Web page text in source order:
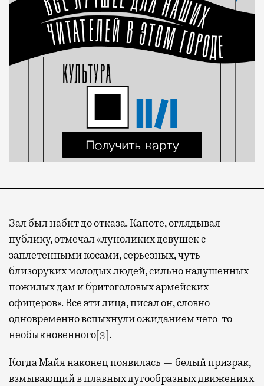
Зал был набит до отказа. Капоте, оглядывая
публику, отмечал «луноликих девушек с
заплетенными косами, серьезных, чуть
близоруких молодых людей, сильно надушенных
пожилых дам и бритоголовых армейских
офицеров». Все эти лица, писал он, словно
одновременно вспыхнули ожиданием чего-то
необыкновенного[3].
Когда Майя наконец появилась — белый призрак,
взмывающий в плавных дугообразных движениях